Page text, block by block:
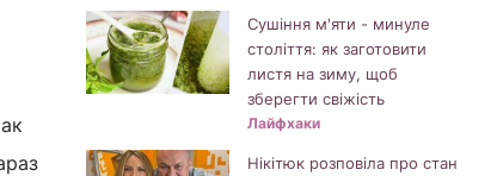
Сушіння м'яти - минуле
століття: як заготовити
листя на зиму, щоб
зберегти свіжість
Лайфхаки
Нікітюк розповіла про стан